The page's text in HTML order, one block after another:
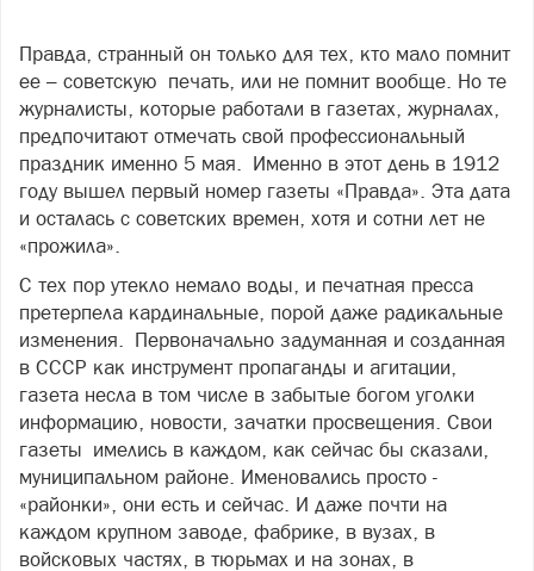
Правда, странный он только для тех, кто мало помнит
ее – советскую печать, или не помнит вообще. Но те
журналисты, которые работали в газетах, журналах,
предпочитают отмечать свой профессиональный
праздник именно 5 мая. Именно в этот день в 1912
году вышел первый номер газеты «Правда». Эта дата
и осталась с советских времен, хотя и сотни лет не
«прожила».
С тех пор утекло немало воды, и печатная пресса
претерпела кардинальные, порой даже радикальные
изменения. Первоначально задуманная и созданная
в СССР как инструмент пропаганды и агитации,
газета несла в том числе в забытые богом уголки
информацию, новости, зачатки просвещения. Свои
газеты имелись в каждом, как сейчас бы сказали,
муниципальном районе. Именовались просто -
«районки», они есть и сейчас. И даже почти на
каждом крупном заводе, фабрике, в вузах, в
войсковых частях, в тюрьмах и на зонах, в